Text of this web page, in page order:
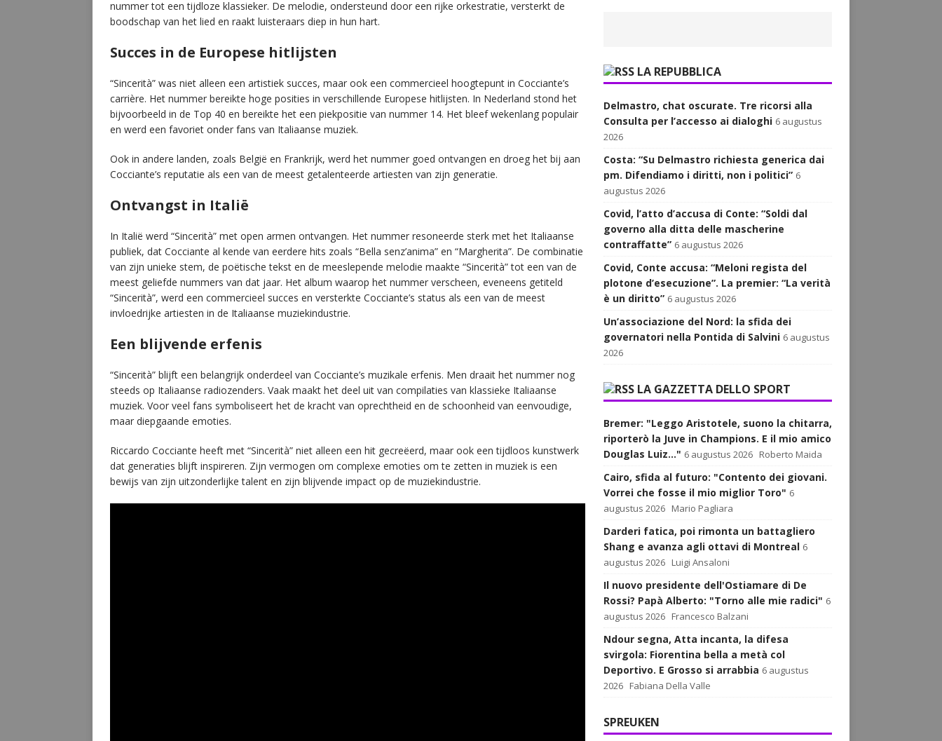
nummer tot een tijdloze klassieker. De melodie, ondersteund door een rijke orkestratie, versterkt de
boodschap van het lied en raakt luisteraars diep in hun hart.
Succes in de Europese hitlijsten
“Sincerità” was niet alleen een artistiek succes, maar ook een commercieel hoogtepunt in Cocciante’s
carrière. Het nummer bereikte hoge posities in verschillende Europese hitlijsten. In Nederland stond het
bijvoorbeeld in de Top 40 en bereikte het een piekpositie van nummer 14. Het bleef wekenlang populair
en werd een favoriet onder fans van Italiaanse muziek.
Ook in andere landen, zoals België en Frankrijk, werd het nummer goed ontvangen en droeg het bij aan
Cocciante’s reputatie als een van de meest getalenteerde artiesten van zijn generatie.
Ontvangst in Italië
In Italië werd “Sincerità” met open armen ontvangen. Het nummer resoneerde sterk met het Italiaanse
publiek, dat Cocciante al kende van eerdere hits zoals “Bella senz’anima” en “Margherita”. De combinatie
van zijn unieke stem, de poëtische tekst en de meeslepende melodie maakte “Sincerità” tot een van de
meest geliefde nummers van dat jaar. Het album waarop het nummer verscheen, eveneens getiteld
“Sincerità”, werd een commercieel succes en versterkte Cocciante’s status als een van de meest
invloedrijke artiesten in de Italiaanse muziekindustrie.
Een blijvende erfenis
“Sincerità” blijft een belangrijk onderdeel van Cocciante’s muzikale erfenis. Men draait het nummer nog
steeds op Italiaanse radiozenders. Vaak maakt het deel uit van compilaties van klassieke Italiaanse
muziek. Voor veel fans symboliseert het de kracht van oprechtheid en de schoonheid van eenvoudige,
maar diepgaande emoties.
Riccardo Cocciante heeft met “Sincerità” niet alleen een hit gecreëerd, maar ook een tijdloos kunstwerk
dat generaties blijft inspireren. Zijn vermogen om complexe emoties om te zetten in muziek is een
bewijs van zijn uitzonderlijke talent en zijn blijvende impact op de muziekindustrie.
LA REPUBBLICA
Delmastro, chat oscurate. Tre ricorsi alla
Consulta per l’accesso ai dialoghi 6 augustus
2026
Costa: “Su Delmastro richiesta generica dai
pm. Difendiamo i diritti, non i politici” 6
augustus 2026
Covid, l’atto d’accusa di Conte: “Soldi dal
governo alla ditta delle mascherine
contraffatte” 6 augustus 2026
Covid, Conte accusa: “Meloni regista del
plotone d’esecuzione”. La premier: “La verità
è un diritto” 6 augustus 2026
Un’associazione del Nord: la sfida dei
governatori nella Pontida di Salvini 6 augustus
2026
LA GAZZETTA DELLO SPORT
Bremer: "Leggo Aristotele, suono la chitarra,
riporterò la Juve in Champions. E il mio amico
Douglas Luiz..." 6 augustus 2026 Roberto Maida
Cairo, sfida al futuro: "Contento dei giovani.
Vorrei che fosse il mio miglior Toro" 6
augustus 2026 Mario Pagliara
Darderi fatica, poi rimonta un battagliero
Shang e avanza agli ottavi di Montreal 6
augustus 2026 Luigi Ansaloni
Il nuovo presidente dell'Ostiamare di De
Rossi? Papà Alberto: "Torno alle mie radici" 6
augustus 2026 Francesco Balzani
Ndour segna, Atta incanta, la difesa
svirgola: Fiorentina bella a metà col
Deportivo. E Grosso si arrabbia 6 augustus
2026 Fabiana Della Valle
SPREUKEN